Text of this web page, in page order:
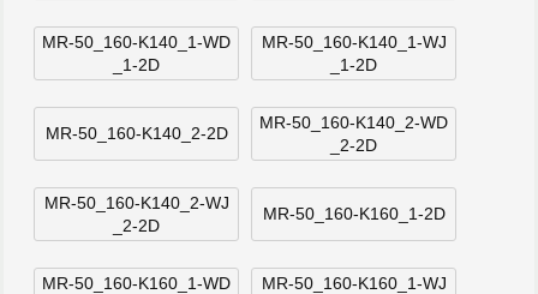
MR-50_160-K140_1-WD
_1-2D
MR-50_160-K140_1-WJ
_1-2D
MR-50_160-K140_2-2D
MR-50_160-K140_2-WD
_2-2D
MR-50_160-K140_2-WJ
_2-2D
MR-50_160-K160_1-2D
MR-50_160-K160_1-WD
MR-50_160-K160_1-WJ